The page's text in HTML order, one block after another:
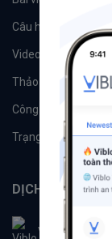
Câu hỏi
Videos
Thảo luận
Công cụ
Trạng thái hệ thống
DỊCH VỤ
Viblo